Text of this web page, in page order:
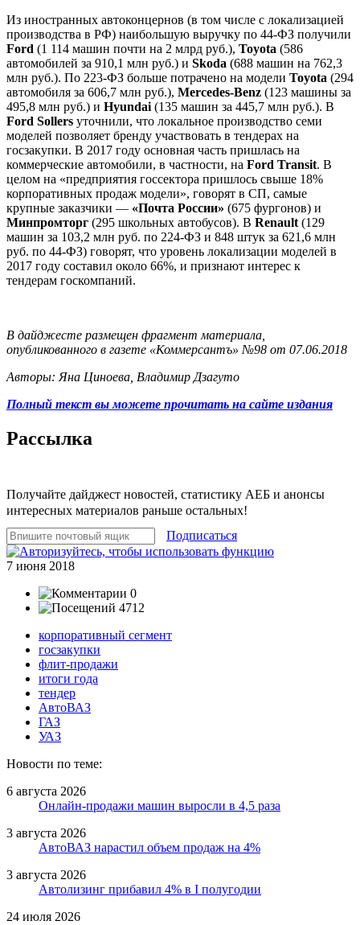
Из иностранных автоконцернов (в том числе с локализацией
производства в РФ) наибольшую выручку по 44-ФЗ получили
Ford (1 114 машин почти на 2 млрд руб.), Toyota (586
автомобилей за 910,1 млн руб.) и Skoda (688 машин на 762,3
млн руб.). По 223-ФЗ больше потрачено на модели Toyota (294
автомобиля за 606,7 млн руб.), Mercedes-Benz (123 машины за
495,8 млн руб.) и Hyundai (135 машин за 445,7 млн руб.). В
Ford Sollers уточнили, что локальное производство семи
моделей позволяет бренду участвовать в тендерах на
госзакупки. В 2017 году основная часть пришлась на
коммерческие автомобили, в частности, на Ford Transit. В
целом на «предприятия госсектора пришлось свыше 18%
корпоративных продаж модели», говорят в СП, самые
крупные заказчики — «Почта России» (675 фургонов) и
Минпромторг (295 школьных автобусов). В Renault (129
машин за 103,2 млн руб. по 224-ФЗ и 848 штук за 621,6 млн
руб. по 44-ФЗ) говорят, что уровень локализации моделей в
2017 году составил около 66%, и признают интерес к
тендерам госкомпаний.
В дайджесте размещен фрагмент материала
опубликованного в газете «Коммерсантъ» №98 от 07.06.2018
Авторы: Яна Циноева, Владимир Дзагуто
Полный текст вы можете прочитать на сайте издания
Рассылка
Получайте дайджест новостей, статистику АЕБ и анонсы
интересных материалов раньше остальных!
Подписаться
7 июня 2018
0
4712
корпоративный сегмент
госзакупки
флит-продажи
итоги года
тендер
АвтоВАЗ
ГАЗ
УАЗ
Новости по теме:
6 августа 2026
Онлайн-продажи машин выросли в 4,5 раза
3 августа 2026
АвтоВАЗ нарастил объем продаж на 4%
3 августа 2026
Автолизинг прибавил 4% в I полугодии
24 июля 2026